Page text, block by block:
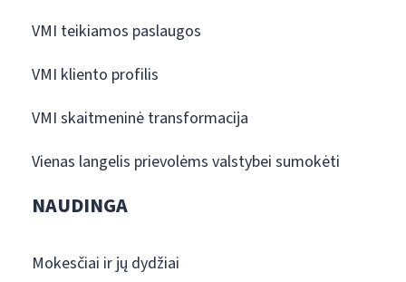
VMI teikiamos paslaugos
VMI kliento profilis
VMI skaitmeninė transformacija
Vienas langelis prievolėms valstybei sumokėti
NAUDINGA
Mokesčiai ir jų dydžiai